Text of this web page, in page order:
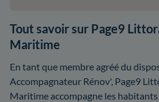
Tout savoir sur Page9
Maritime
En tant que membre agréé du
Accompagnateur Rénov', Page9
Maritime accompagne les